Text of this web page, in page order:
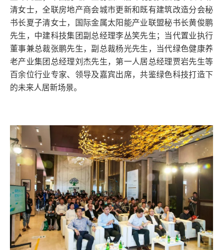
清女士，全联房地产商会城市更新和既有建筑改造分会秘
书长夏子清女士，国际金属太阳能产业联盟秘书长黄俊鹏
先生，中建科技集团副总经理李丛笑先生；当代置业执行
董事兼总裁张鹏先生，副总裁杨光先生，当代绿色健康养
老产业集团总经理刘杰先生，第一人居总经理贾岩先生等
百余位行业专家、领导及嘉宾出席，共鉴绿色科技打造下
的未来人居新场景。